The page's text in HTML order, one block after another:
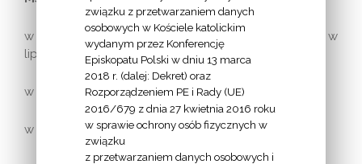
w niedzielę: 8.00, 9.30, 11.00, 13.00, 18.00, 20.00 – w
lipcu i sierpniu
w święta zniesione: 8.00, 9.30, 18.00
w dni powszednie: 8.00, 18.00
związku z przetwarzaniem danych
osobowych w Kościele katolickim
wydanym przez Konferencję
Episkopatu Polski w dniu 13 marca
2018 r. (dalej: Dekret) oraz
Rozporządzeniem PE i Rady (UE)
2016/679 z dnia 27 kwietnia 2016 roku
w sprawie ochrony osób fizycznych w
związku
z przetwarzaniem danych osobowych i